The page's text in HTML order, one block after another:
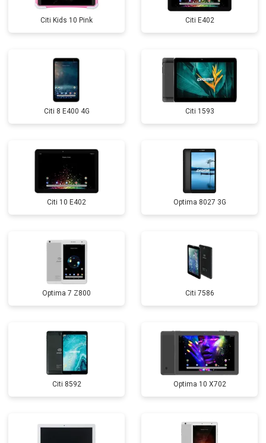
Citi Kids 10 Pink Citi E402
Citi 8 E400 4G Citi 1593
Citi 10 E402 Optima 8027 3G
Optima 7 Z800 Citi 7586
Citi 8592 Optima 10 X702